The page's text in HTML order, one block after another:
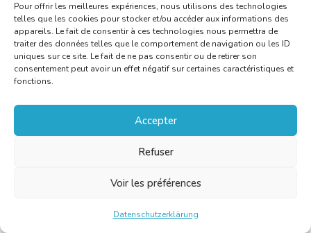
Pour offrir les meilleures expériences, nous utilisons des technologies
telles que les cookies pour stocker et/ou accéder aux informations des
appareils. Le fait de consentir à ces technologies nous permettra de
traiter des données telles que le comportement de navigation ou les ID
uniques sur ce site. Le fait de ne pas consentir ou de retirer son
consentement peut avoir un effet négatif sur certaines caractéristiques et
fonctions.
Accepter
Refuser
Voir les préférences
Datenschutzerklärung